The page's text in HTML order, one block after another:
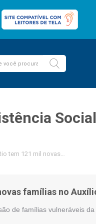
Social
tem 121 mil novas famílias no
famílias no
de famílias vulneráveis